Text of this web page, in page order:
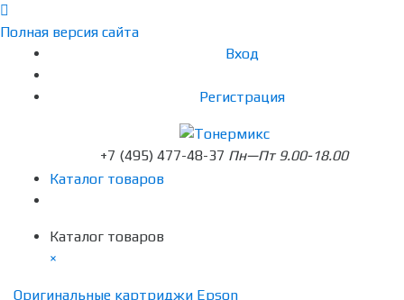
Полная версия сайта
Вход
Регистрация
+7 (495) 477-48-37 Пн—Пт 9.00-18.00
Каталог товаров
Каталог товаров
×
Оригинальные картриджи Epson